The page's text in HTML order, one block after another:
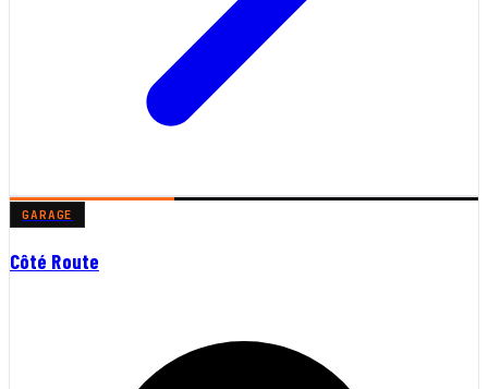
GARAGE
Côté Route